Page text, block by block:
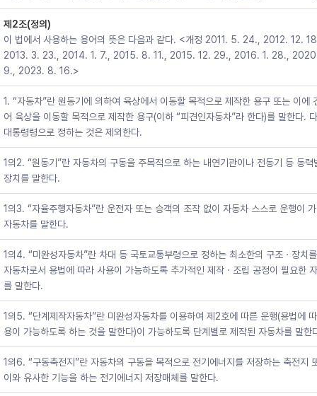
제2조(정의)
이 법에서 사용하는 용어의 뜻은 다음과 같다. <개정 2011. 5. 24., 2012. 12.
2013. 3. 23., 2014. 1. 7., 2015. 8. 11., 2015. 12. 29., 2016. 1. 28.,
9., 2023. 8. 16.>
1. “자동차”란 원동기에 의하여 육상에서 이동할 목적으로 제작한 용구 또는 이에
어 육상을 이동할 목적으로 제작한 용구(이하 “피견인자동차”라 한다)를 말한다.
대통령령으로 정하는 것은 제외한다.
1의2. “원동기”란 자동차의 구동을 주목적으로 하는 내연기관이나 전동기 등 동력
장치를 말한다.
1의3. “자율주행자동차”란 운전자 또는 승객의 조작 없이 자동차 스스로 운행이
자동차를 말한다.
1의4. “미완성자동차”란 차대 등 국토교통부령으로 정하는 최소한의 구조ㆍ장치
자동차로서 용법에 따라 사용이 가능하도록 추가적인 제작ㆍ조립 공정이 필요한
를 말한다.
1의5. “단계제작자동차”란 미완성자동차를 이용하여 제2호에 따른 운행(용법에
용이 가능하도록 하는 것을 말한다)이 가능하도록 단계별로 제작된 자동차를 말한
1의6. “구동축전지”란 자동차의 구동을 목적으로 전기에너지를 저장하는 축전지
이와 유사한 기능을 하는 전기에너지 저장매체를 말한다.